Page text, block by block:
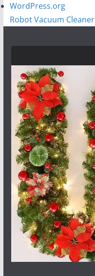
WordPress.org
Robot Vacuum Cleaner